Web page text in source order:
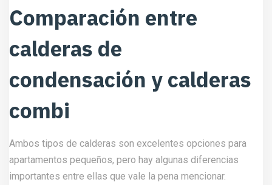
Comparación entre
calderas de
condensación y calderas
combi
Ambos tipos de calderas son excelentes opciones para
apartamentos pequeños, pero hay algunas diferencias
importantes entre ellas que vale la pena mencionar.